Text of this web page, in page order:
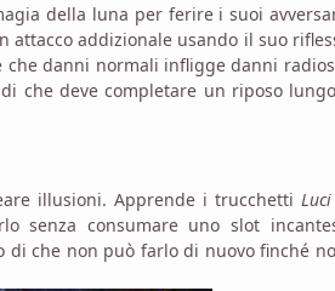
della luna per ferire i suoi
addizionale usando il suo
danni normali infligge danni
che deve completare un riposo
illusioni. Apprende i trucchetti
senza consumare uno slot
che non può farlo di nuovo finché